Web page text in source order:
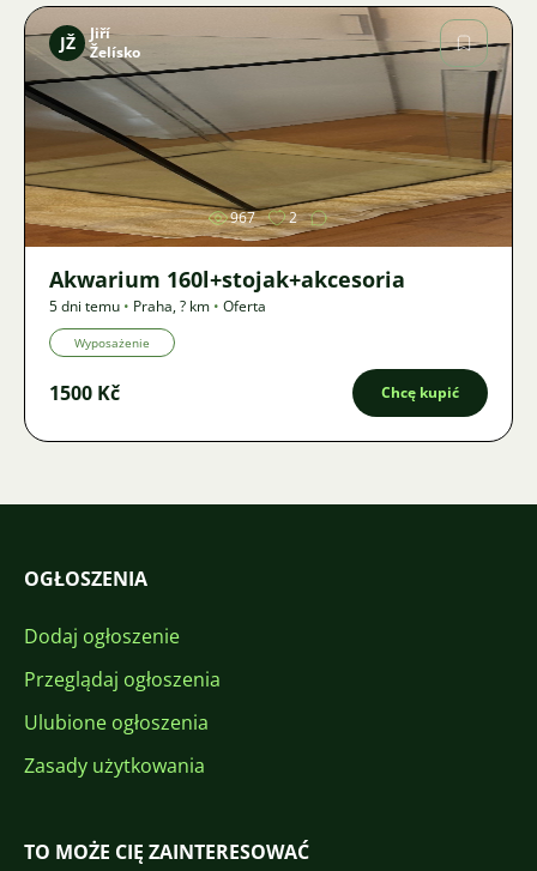
Zdjęcie
JŽ
Jiří
Želísko
967 2
Akwarium 160l+stojak+akcesoria
5 dni temu • Praha,? km • Oferta
Wyposażenie
1500 Kč Chcę kupić
OGŁOSZENIA
Dodaj ogłoszenie
Przeglądaj ogłoszenia
Ulubione ogłoszenia
Zasady użytkowania
TO MOŻE CIĘ ZAINTERESOWAĆ